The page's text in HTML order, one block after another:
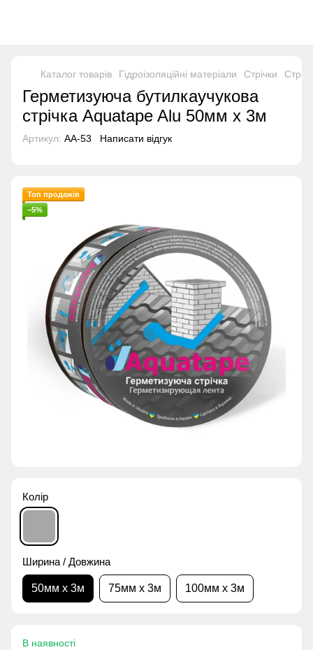
Каталог товарів Гідроізоляційні матеріали Стрічки
Герметизуюча бутилкаучукова
стрічка Aquatape Alu 50мм х 3м
Артикул: AA-53 Написати відгук
Топ продажів
−5%
Колір
Ширина / Довжина
50мм х 3м 75мм х 3м 100мм х 3м
В наявності